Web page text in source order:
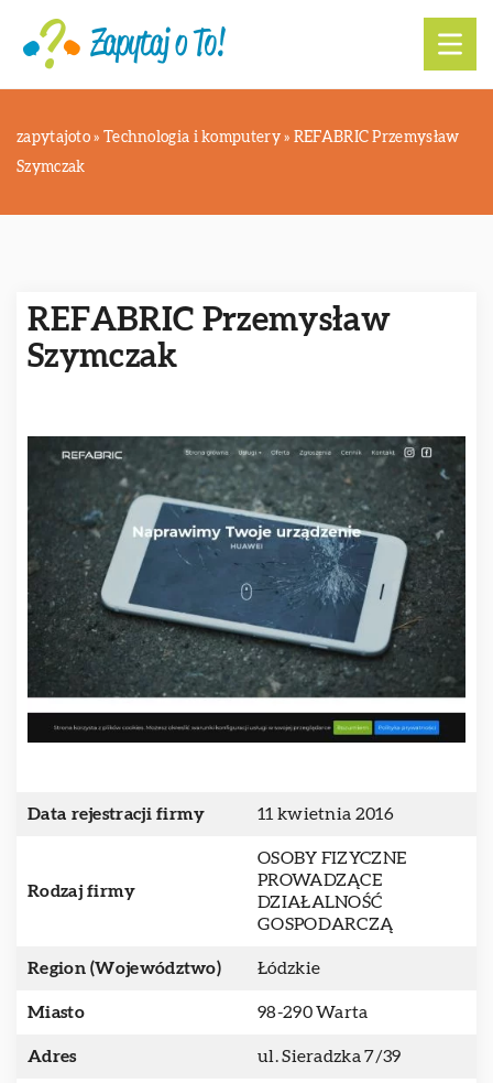
zapytajoto » Technologia i komputery» REFABRIC Przemysław
Szymczak
REFABRIC Przemysław
Szymczak
Data rejestracji firmy 11 kwietnia 2016
Rodzaj firmy
OSOBY FIZYCZNE
PROWADZĄCE
DZIAŁALNOŚĆ
GOSPODARCZĄ
Region (Województwo) Łódzkie
Miasto 98-290 Warta
Adres ul. Sieradzka 7/39